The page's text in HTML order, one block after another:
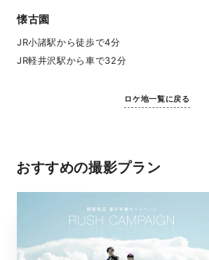
懐古園
JR小諸駅から徒歩で4分
JR軽井沢駅から車で32分
ロケ地一覧に戻る
おすすめの撮影プラン